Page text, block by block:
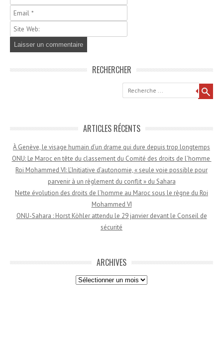
RECHERCHER
Recherche
ARTICLES RÉCENTS
À Genève, le visage humain d’un drame qui dure depuis trop longtemps
ONU: Le Maroc en tête du classement du Comité des droits de l’homme
Roi Mohammed VI: L’Initiative d’autonomie, « seule voie possible pour
parvenir à un règlement du conflit » du Sahara
Nette évolution des droits de l’homme au Maroc sous le règne du Roi
Mohammed VI
ONU-Sahara : Horst Köhler attendu le 29 janvier devant le Conseil de
sécurité
ARCHIVES
Archives